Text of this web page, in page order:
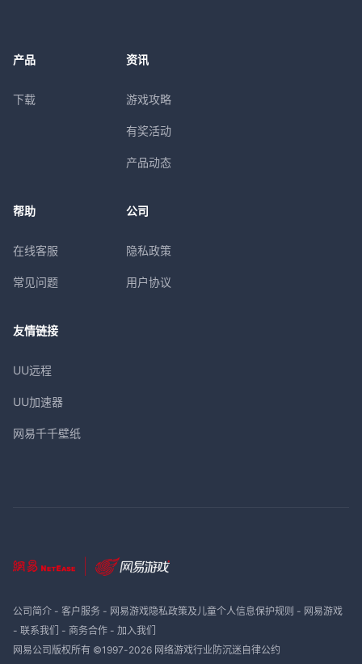
产品
下载
资讯
游戏攻略
有奖活动
产品动态
帮助
在线客服
常见问题
公司
隐私政策
用户协议
友情链接
UU远程
UU加速器
网易千千壁纸
公司简介- 客户服务- 网易游戏隐私政策及儿童个人信息保护规则 - 网易游戏
- 联系我们 - 商务合作- 加入我们
网易公司版权所有 ©1997-2026 网络游戏行业防沉迷自律公约